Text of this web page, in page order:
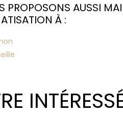
PROPOSONS AUSSI
À :